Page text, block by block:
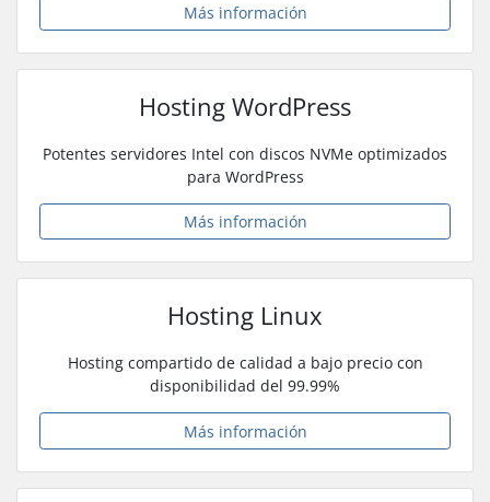
Más información
Hosting WordPress
Potentes servidores Intel con discos NVMe optimizados
para WordPress
Más información
Hosting Linux
Hosting compartido de calidad a bajo precio con
disponibilidad del 99.99%
Más información